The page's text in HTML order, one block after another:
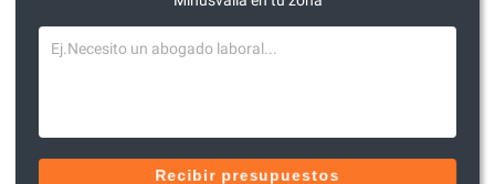
Recibir presupuestos